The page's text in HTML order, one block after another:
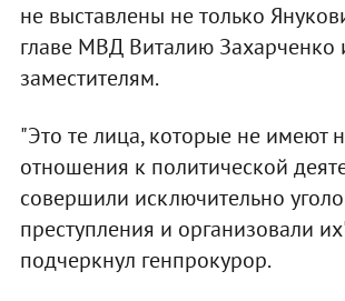
не выставлены не только
главе МВД Виталию
заместителям.
"Это те лица, которые не имеют
отношения к политической
совершили исключительно
преступления и организовали
подчеркнул генпрокурор.